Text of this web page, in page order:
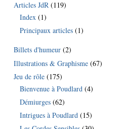
Articles JdR (119)
Index (1)
Principaux articles (1)
Billets d'humeur (2)
Illustrations & Graphisme (67)
Jeu de rôle (175)
Bienvenue à Poudlard (4)
Démiurges (62)
Intrigues à Poudlard (15)